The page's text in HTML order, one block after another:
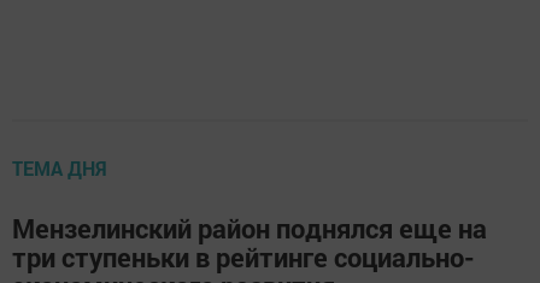
ТЕМА ДНЯ
Мензелинский район поднялся еще на
три ступеньки в рейтинге социально-